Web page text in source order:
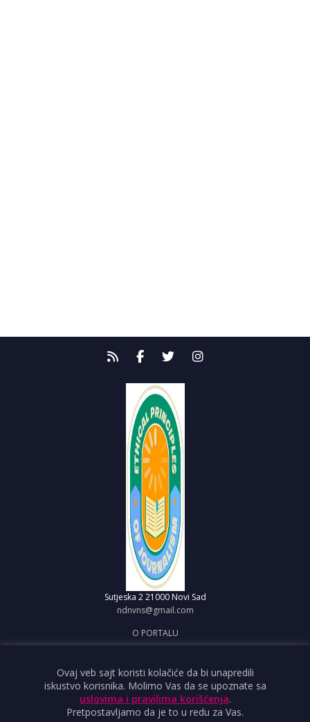
Sutjeska 2 21000 Novi Sad
ndnvns@gmail.com
O PORTALU
OBJAVI VEST
USLOVI KORIŠĆENJA
Ovaj veb sajt koristi kolačiće da bi unapredili
iskustvo korisnika. Molimo Vas da se upoznate sa
uslovima i pravilima korišćenja.
Pretpostavljamo da je to u redu za Vas.